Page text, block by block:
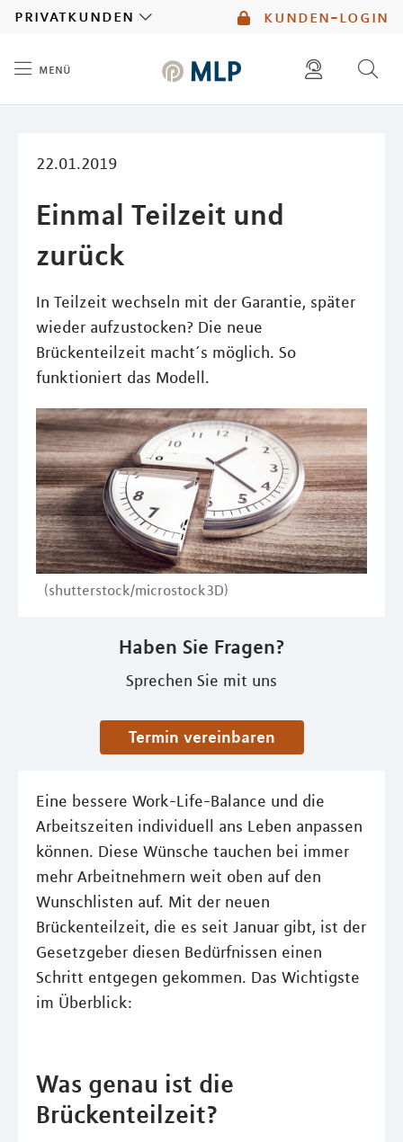
kunden-login
privatkunden
menü
22.01.2019
Einmal Teilzeit und
zurück
In Teilzeit wechseln mit der Garantie, später
wieder aufzustocken? Die neue
Brückenteilzeit macht´s möglich. So
funktioniert das Modell.
(shutterstock/microstock3D)
Haben Sie Fragen?
Sprechen Sie mit uns
Termin vereinbaren
Eine bessere Work-Life-Balance und die
Arbeitszeiten individuell ans Leben anpassen
können. Diese Wünsche tauchen bei immer
mehr Arbeitnehmern weit oben auf den
Wunschlisten auf. Mit der neuen
Brückenteilzeit, die es seit Januar gibt, ist der
Gesetzgeber diesen Bedürfnissen einen
Schritt entgegen gekommen. Das Wichtigste
im Überblick:
Was genau ist die
Brückenteilzeit?